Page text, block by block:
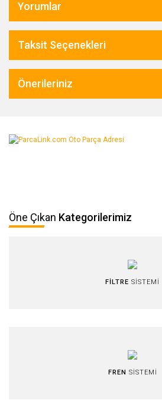
Yorumlar
Taksit Seçenekleri
Önerileriniz
Öne Çıkan Kategorilerimiz
FİLTRE SİSTEMİ
FREN SİSTEMİ